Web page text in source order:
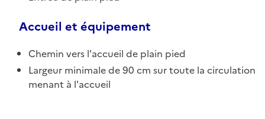
Accueil et équipement
Chemin vers l'accueil de plain pied
Largeur minimale de 90 cm sur toute la circulation
menant à l'accueil